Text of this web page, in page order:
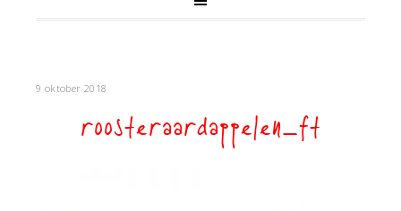
9 oktober 2018
roosteraardappelen_ft